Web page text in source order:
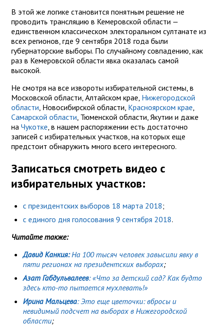
В этой же логике становится понятным решение не
проводить трансляцию в Кемеровской области —
единственном классическом электоральном султанате из
всех регионов, где 9 сентября 2018 года были
губернаторские выборы. По случайному совпадению, как
раз в Кемеровской области явка оказалась самой
высокой.
Не смотря на все извороты избирательной системы, в
Московской области, Алтайском крае, Нижегородской
области, Новосибирской области, Красноярском крае,
Самарской области, Тюменской области, Якутии и даже
на Чукотке, в нашем распоряжении есть достаточно
записей с избирательных участков, на которых еще
предстоит обнаружить много всего интересного.
Записаться смотреть видео с
избирательных участков:
с президентских выборов 18 марта 2018;
с единого дня голосования 9 сентября 2018.
Читайте также:
Давид Канкия:На 100 тысяч человек завысили явку в
пяти регионах на президентских выборах;
Азат Габдульвалеев: «Что за детский сад? Как будто
здесь кто-то пытается мухлевать!»
Ирина Мальцева: Это еще цветочки: вбросы и
невидимый подсчет на выборах в Нижегородской
области;